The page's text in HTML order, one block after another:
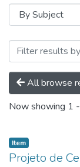
All browse
Now showing 1
Item
Projeto de